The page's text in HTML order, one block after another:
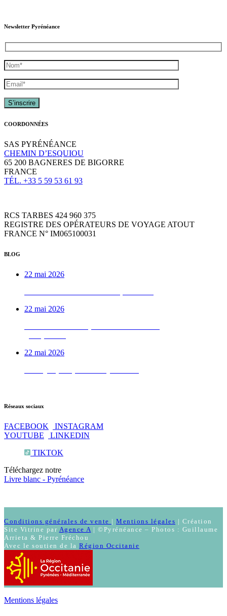
Newsletter Pyrénéance
COORDONNÉES
SAS PYRÉNÉANCE
CHEMIN D’ESQUIOU
65 200 BAGNERES DE BIGORRE
FRANCE
TÉL. +33 5 59 53 61 93
RCS TARBES 424 960 375
REGISTRE DES OPÉRATEURS DE VOYAGE ATOUT
FRANCE N° IM065100031
BLOG
22 mai 2026
22 mai 2026
22 mai 2026
Réseaux sociaux
FACEBOOK
INSTAGRAM
YOUTUBE
LINKEDIN
TIKTOK
Téléchargez notre
Livre blanc - Pyrénéance
Conditions générales de vente | Mentions légales | Création
Site Vitrine par Agence A | ©Pyrénéance – Photos : Guillaume
Arrieta & Pierre Fréchou
Avec le soutien de la Région Occitanie
Mentions légales